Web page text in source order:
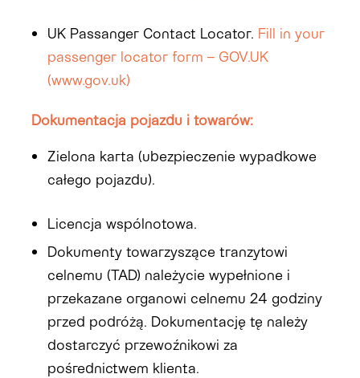
UK Passanger Contact Locator. Fill in your
passenger locator form – GOV.UK
(www.gov.uk)
Dokumentacja pojazdu i towarów:
Zielona karta (ubezpieczenie wypadkowe
całego pojazdu).
Licencja wspólnotowa.
Dokumenty towarzyszące tranzytowi
celnemu (TAD) należycie wypełnione i
przekazane organowi celnemu 24 godziny
przed podróżą. Dokumentację tę należy
dostarczyć przewoźnikowi za
pośrednictwem klienta.